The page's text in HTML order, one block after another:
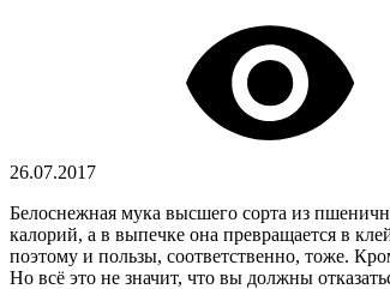
26.07.2017
Белоснежная мука высшего сорта из
калорий, а в выпечке она превращается в
поэтому и пользы, соответственно, тоже.
Но всё это не значит, что вы должны